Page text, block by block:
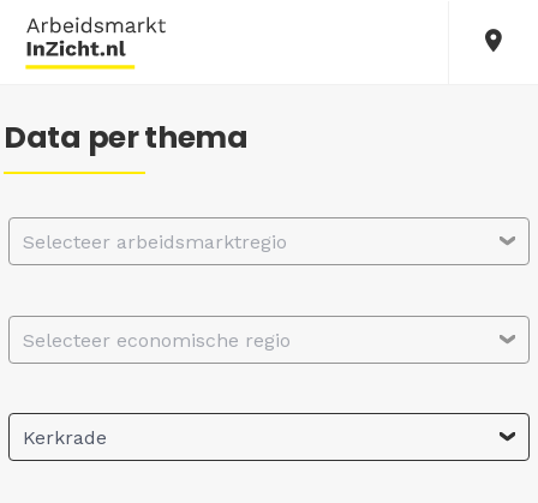
Data per thema
Selecteer arbeidsmarktregio
Selecteer economische regio
Kerkrade